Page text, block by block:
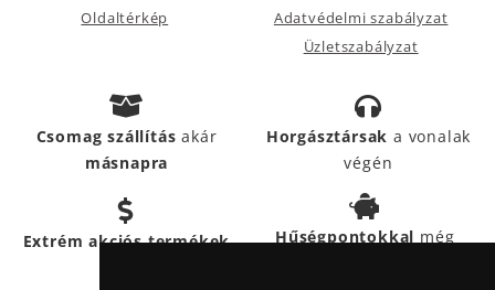
Oldaltérkép
Adatvédelmi szabályzat
Üzletszabályzat
Csomag szállításakár
másnapra
Horgásztársak a vonalak
végén
Extrém akciós termékek Hűségpontokkal még